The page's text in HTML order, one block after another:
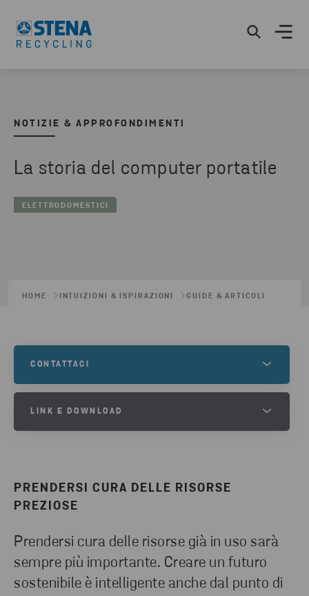
NOTIZIE & APPROFONDIMENTI
La storia del computer portatile
ELETTRODOMESTICI
HOME INTUIZIONI & ISPIRAZIONI GUIDE & ARTICOLI
PRENDERSI CURA DELLE RISORSE
PREZIOSE
Prendersi cura delle risorse già in uso sarà
sempre più importante. Creare un futuro
sostenibile è intelligente anche dal punto di
CONTATTACI
CONTATTACI
LINK E DOWNLOAD